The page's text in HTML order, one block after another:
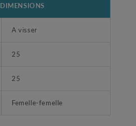
DIMENSIONS
A visser
25
25
Femelle-femelle